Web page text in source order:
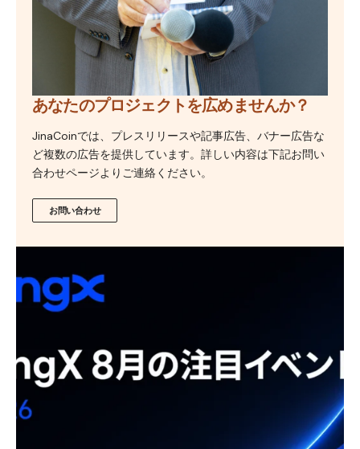
あなたのプロジェクトを広めませんか？
JinaCoinでは、プレスリリースや記事広告、バナー広告な
ど複数の広告を提供しています。詳しい内容は下記お問い
合わせページよりご連絡ください。
お問い合わせ